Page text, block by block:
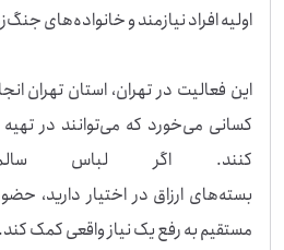
کسانی می‌خورد که
کنند. اگر لباس